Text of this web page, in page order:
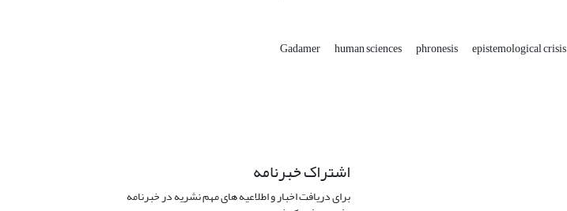
Gadamer human sciences phronesis epistemological crisis
اشتراک خبرنامه
برای دریافت اخبار و اطلاعیه های مهم نشریه در خبرنامه